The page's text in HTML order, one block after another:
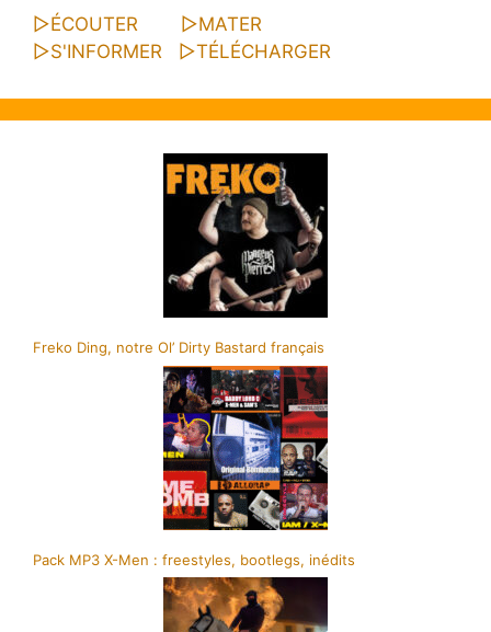
▷ÉCOUTER ▷MATER
▷S'INFORMER ▷TÉLÉCHARGER
Freko Ding, notre Ol’ Dirty Bastard français
Pack MP3 X-Men : freestyles, bootlegs, inédits